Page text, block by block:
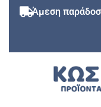
Άμεση